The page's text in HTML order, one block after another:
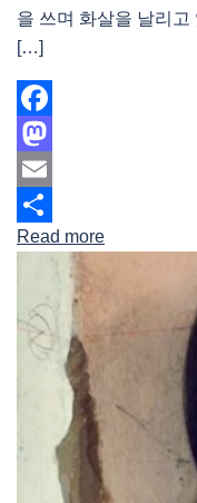
을 쓰며 화살을 날리
[…]
Facebook
Mastodon
Email
Share
Read more